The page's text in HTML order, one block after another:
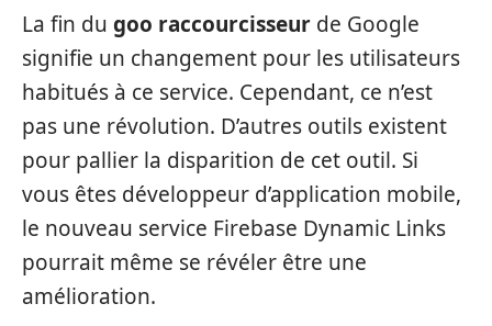
La fin du goo raccourcisseur de Google
signifie un changement pour les utilisateurs
habitués à ce service. Cependant, ce n’est
pas une révolution. D’autres outils existent
pour pallier la disparition de cet outil. Si
vous êtes développeur d’application mobile,
le nouveau service Firebase Dynamic Links
pourrait même se révéler être une
amélioration.